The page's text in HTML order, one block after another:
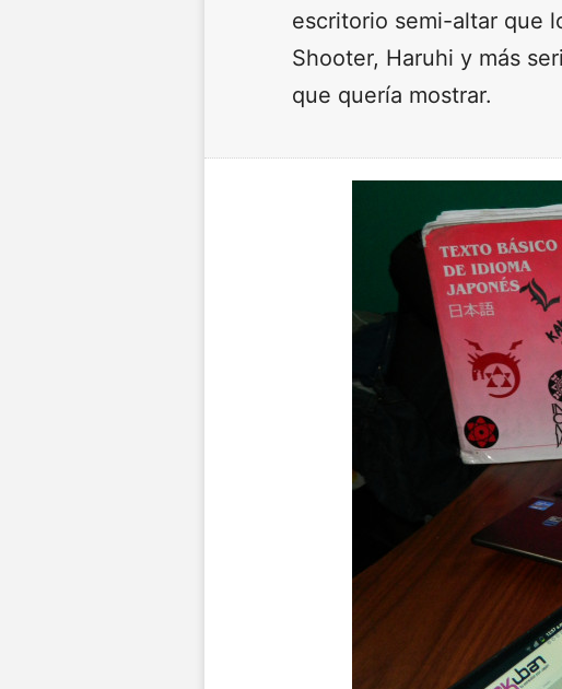
escritorio semi-altar que
Shooter, Haruhi y más
que quería mostrar.